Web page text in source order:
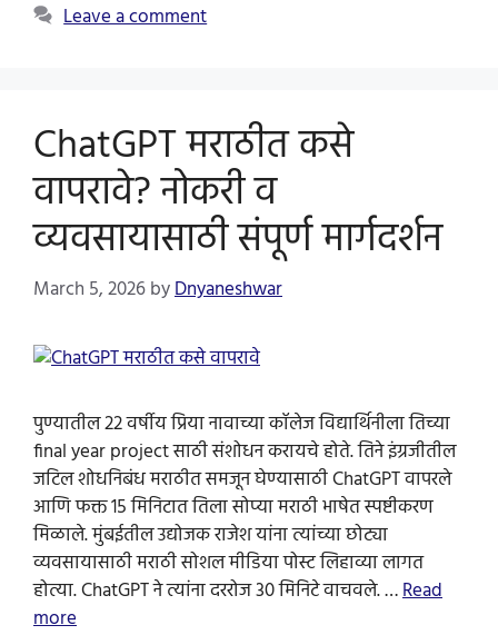
Leave a comment
ChatGPT मराठीत कसे
वापरावे? नोकरी व
व्यवसायासाठी संपूर्ण मार्गदर्शन
March 5, 2026byDnyaneshwar
पुण्यातील 22 वर्षीय प्रिया नावाच्या कॉलेज विद्यार्थिनीला तिच्या
final year project साठी संशोधन करायचे होते. तिने इंग्रजीतील
जटिल शोधनिबंध मराठीत समजून घेण्यासाठी ChatGPT वापरले
आणि फक्त 15 मिनिटात तिला सोप्या मराठी भाषेत स्पष्टीकरण
मिळाले. मुंबईतील उद्योजक राजेश यांना त्यांच्या छोट्या
व्यवसायासाठी मराठी सोशल मीडिया पोस्ट लिहाव्या लागत
होत्या. ChatGPT ने त्यांना दररोज 30 मिनिटे वाचवले. …Read
more